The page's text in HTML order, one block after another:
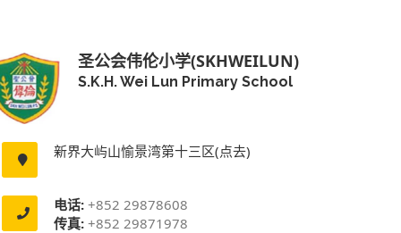
圣公会伟伦小学(SKHWEILUN)
S.K.H. Wei Lun Primary School
新界大屿山愉景湾第十三区(点去)
电话: +852 29878608
传真: +852 29871978